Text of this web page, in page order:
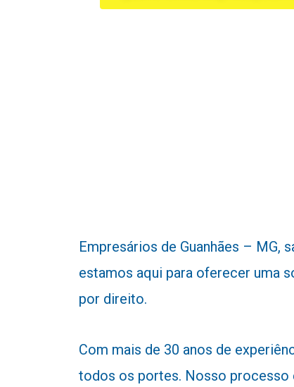
Empresários de Guanhães – MG,
estamos aqui para oferecer uma
por direito.
Com mais de 30 anos de
todos os portes. Nosso processo